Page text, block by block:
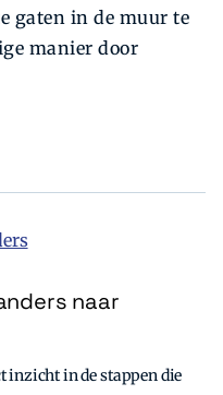
gaten in de muur te
manier door
naar
inzicht in de stappen die